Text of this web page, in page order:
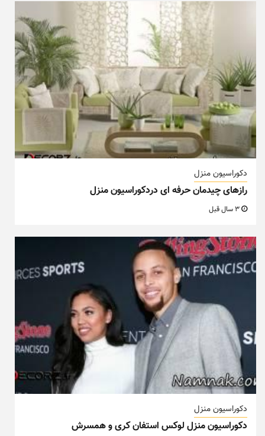
دکوراسیون منزل
رازهای چیدمان حرفه ای دردکوراسیون منزل
دکوراسیون منزل
دکوراسیون منزل لوکس استفان کری و همسرش